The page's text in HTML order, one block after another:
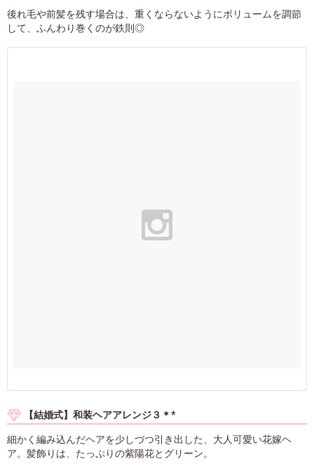
後れ毛や前髪を残す場合は、重くならないようにボリュームを調節
して、ふんわり巻くのが鉄則◎
【結婚式】和装ヘアアレンジ３＊*
細かく編み込んだヘアを少しづつ引き出した、大人可愛い花嫁ヘ
ア。髪飾りは、たっぷりの紫陽花とグリーン。